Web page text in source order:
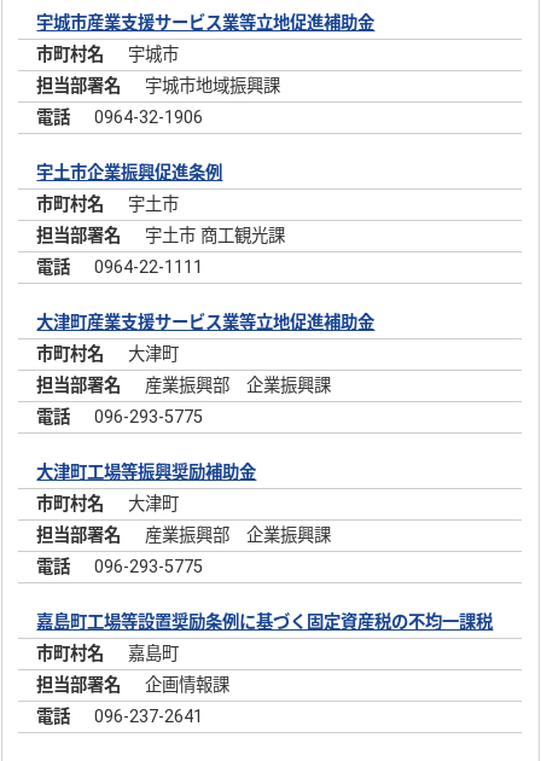
宇城市産業支援サービス業等立地促進補助金
宇城市
宇城市地域振興課
0964-32-1906
宇土市企業振興促進条例
宇土市
宇土市 商工観光課
0964-22-1111
大津町産業支援サービス業等立地促進補助金
大津町
産業振興部 企業振興課
096-293-5775
大津町工場等振興奨励補助金
大津町
産業振興部 企業振興課
096-293-5775
嘉島町工場等設置奨励条例に基づく固定資産税の不均一課税
嘉島町
企画情報課
096-237-2641